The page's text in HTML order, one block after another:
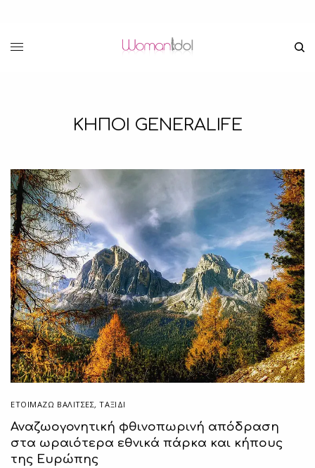
ΚΗΠΟΙ GENERALIFE
ΕΤΟΙΜΆΖΩ ΒΑΛΊΤΣΕΣ,ΤΑΞΙΔΙ
Αναζωογονητική φθινοπωρινή απόδραση
στα ωραιότερα εθνικά πάρκα και κήπους
της Ευρώπης